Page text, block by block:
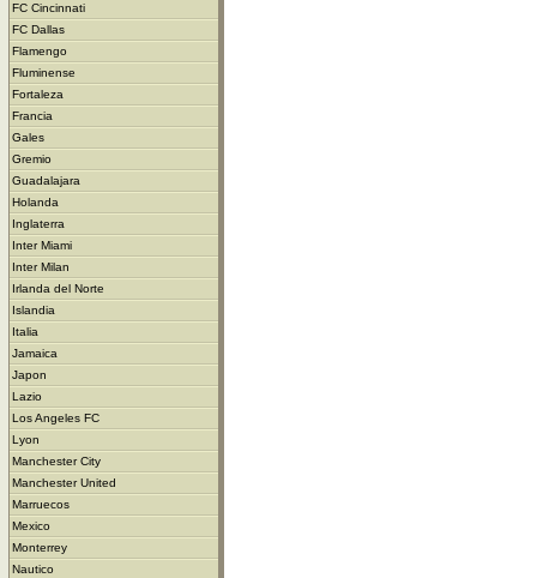
FC Cincinnati
FC Dallas
Flamengo
Fluminense
Fortaleza
Francia
Gales
Gremio
Guadalajara
Holanda
Inglaterra
Inter Miami
Inter Milan
Irlanda del Norte
Islandia
Italia
Jamaica
Japon
Lazio
Los Angeles FC
Lyon
Manchester City
Manchester United
Marruecos
Mexico
Monterrey
Nautico